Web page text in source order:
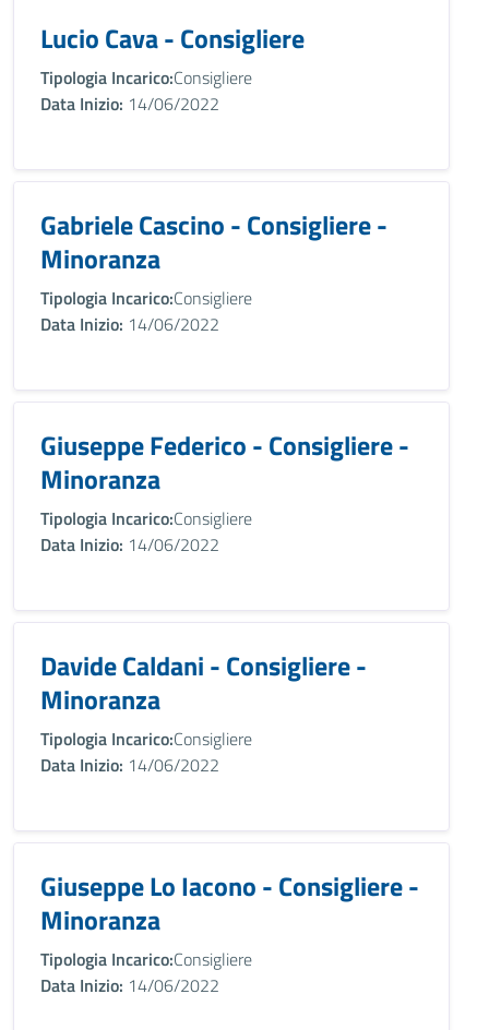
Lucio Cava - Consigliere
Tipologia Incarico:Consigliere
Data Inizio: 14/06/2022
Gabriele Cascino - Consigliere -
Minoranza
Tipologia Incarico:Consigliere
Data Inizio: 14/06/2022
Giuseppe Federico - Consigliere -
Minoranza
Tipologia Incarico:Consigliere
Data Inizio: 14/06/2022
Davide Caldani - Consigliere -
Minoranza
Tipologia Incarico:Consigliere
Data Inizio: 14/06/2022
Giuseppe Lo Iacono - Consigliere -
Minoranza
Tipologia Incarico:Consigliere
Data Inizio: 14/06/2022